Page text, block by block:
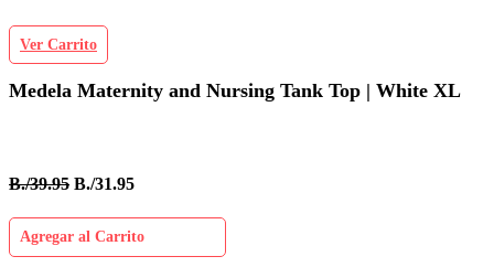
Ver Carrito
Medela Maternity and Nursing Tank Top | White XL
B./39.95 B./31.95
Agregar al Carrito